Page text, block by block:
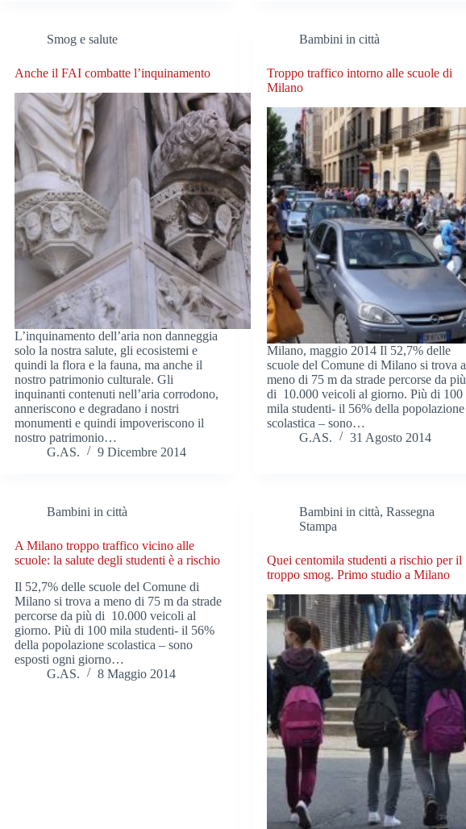
Smog e salute
Anche il FAI combatte l’inquinamento
L’inquinamento dell’aria non danneggia
solo la nostra salute, gli ecosistemi e
quindi la flora e la fauna, ma anche il
nostro patrimonio culturale. Gli
inquinanti contenuti nell’aria corrodono,
anneriscono e degradano i nostri
monumenti e quindi impoveriscono il
nostro patrimonio…
G.AS.
9 Dicembre 2014
Bambini in città
Troppo traffico intorno alle scuole di
Milano
Milano, maggio 2014 Il 52,7% delle
scuole del Comune di Milano si trova a
meno di 75 m da strade percorse da più
di 10.000 veicoli al giorno. Più di 100
mila studenti- il 56% della popolazione
scolastica – sono…
G.AS.
31 Agosto 2014
Bambini in città
A Milano troppo traffico vicino alle
scuole: la salute degli studenti è a rischio
Il 52,7% delle scuole del Comune di
Milano si trova a meno di 75 m da strade
percorse da più di 10.000 veicoli al
giorno. Più di 100 mila studenti- il 56%
della popolazione scolastica – sono
esposti ogni giorno…
G.AS.
8 Maggio 2014
Bambini in città,Rassegna
Stampa
Quei centomila studenti a rischio per il
troppo smog. Primo studio a Milano